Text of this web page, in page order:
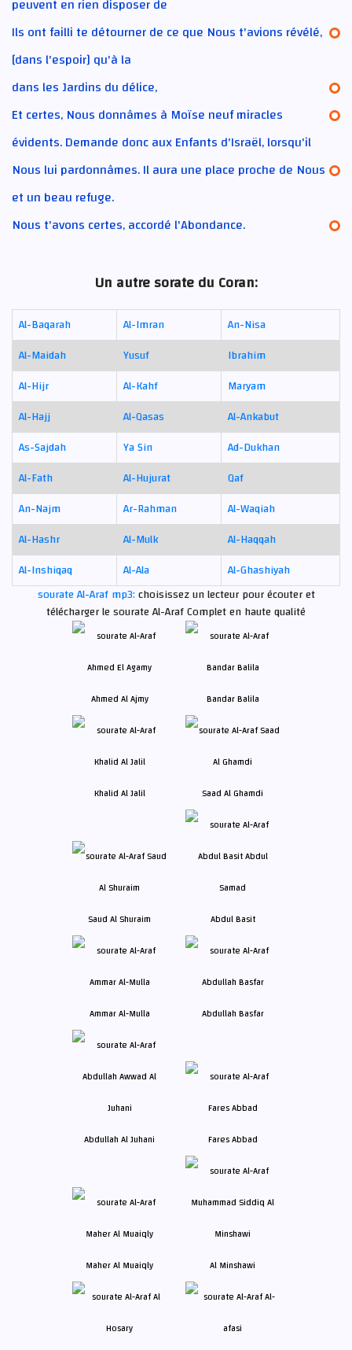
Ils ont failli te détourner de ce que Nous t'avions révélé,
[dans l'espoir] qu'à la
dans les Jardins du délice,
Et certes, Nous donnâmes à Moïse neuf miracles
évidents. Demande donc aux Enfants d'Israël, lorsqu'il
Nous lui pardonnâmes. Il aura une place proche de Nous
et un beau refuge.
Nous t'avons certes, accordé l'Abondance.
Un autre sorate du Coran:
Al-Baqarah Al-Imran
An-Nisa
Al-Maidah
Yusuf
Ibrahim
Al-Hijr
Al-Kahf
Maryam
Al-Hajj
Al-Qasas
Al-Ankabut
As-Sajdah
Ya Sin
Ad-Dukhan
Al-Fath
Al-Hujurat
Qaf
An-Najm
Ar-Rahman
Al-Waqiah
Al-Hashr
Al-Mulk
Al-Haqqah
Al-Inshiqaq
Al-Ala
Al-Ghashiyah
sourate Al-Araf mp3:choisissez un lecteur pour écouter et
télécharger le sourate Al-Araf Complet en haute qualité
Ahmed Al Ajmy Bandar Balila
Khalid Al Jalil Saad Al Ghamdi
Saud Al Shuraim Abdul Basit
Ammar Al-Mulla Abdullah Basfar
Abdullah Al Juhani Fares Abbad
Maher Al Muaiqly Al Minshawi